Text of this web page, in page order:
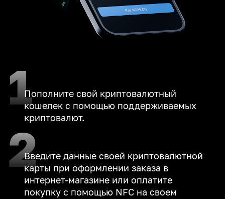
1Пополните свой криптовалютный
кошелек с помощью поддерживаемых
криптовалют.
2Введите данные своей криптовалютной
карты при оформлении заказа в
интернет-магазине или оплатите
покупку с помощью NFC на своем